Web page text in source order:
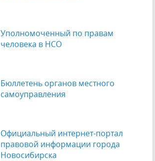
Уполномоченный по правам
человека в НСО
Бюллетень органов местного
самоуправления
Официальный интернет-портал
правовой информации города
Новосибирска